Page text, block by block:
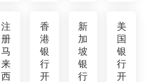
注
册
马
来
西
香
港
银
行
开
新
加
坡
银
行
美
国
银
行
开